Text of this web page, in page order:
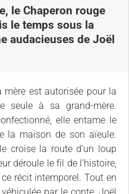
le Chaperon rouge
le temps sous la
audacieuses de Joël
est autorisée pour la
seule à sa grand-mère.
elle entame le
la maison de son aïeule.
croise la route d’un loup
déroule le fil de l’histoire,
récit intemporel. Tout en
par le conte, Joël